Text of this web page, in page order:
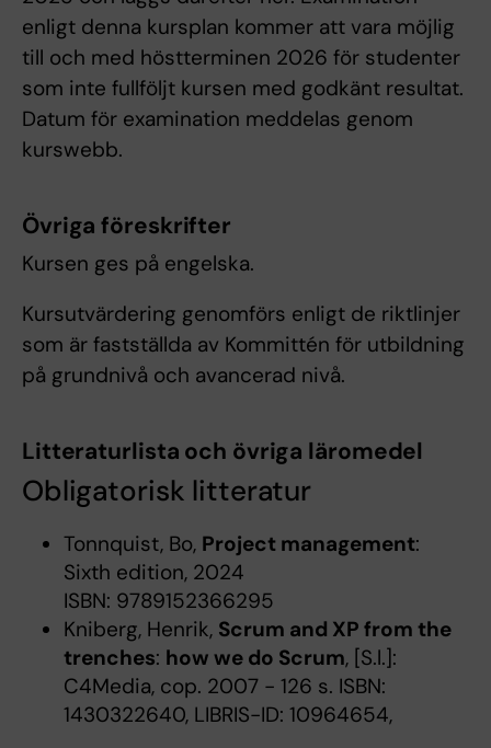
enligt denna kursplan kommer att vara möjlig
till och med höstterminen 2026 för studenter
som inte fullföljt kursen med godkänt resultat.
Datum för examination meddelas genom
kurswebb.
Övriga föreskrifter
Kursen ges på engelska.
Kursutvärdering genomförs enligt de riktlinjer
som är fastställda av Kommittén för utbildning
på grundnivå och avancerad nivå.
Litteraturlista och övriga läromedel
Obligatorisk litteratur
Tonnquist, Bo, Project management:
Sixth edition, 2024
ISBN: 9789152366295
Kniberg, Henrik, Scrum and XP from the
trenches: how we do Scrum, [S.l.]:
C4Media, cop. 2007 - 126 s. ISBN:
1430322640, LIBRIS-ID: 10964654,